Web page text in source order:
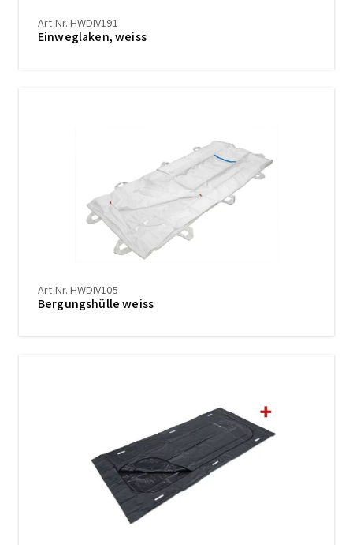
Art-Nr. HWDIV191
Einweglaken, weiss
Art-Nr. HWDIV105
Bergungshülle weiss